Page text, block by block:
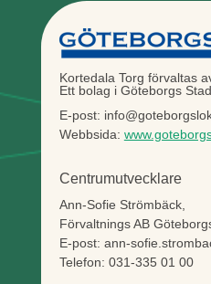
Kortedala Torg förvaltas
Ett bolag i Göteborgs
E-post:
Webbsida:
Centrumutvecklare
Ann-Sofie Strömbäck,
Förvaltnings AB
E-post: ann-
Telefon: 031-335 01 00